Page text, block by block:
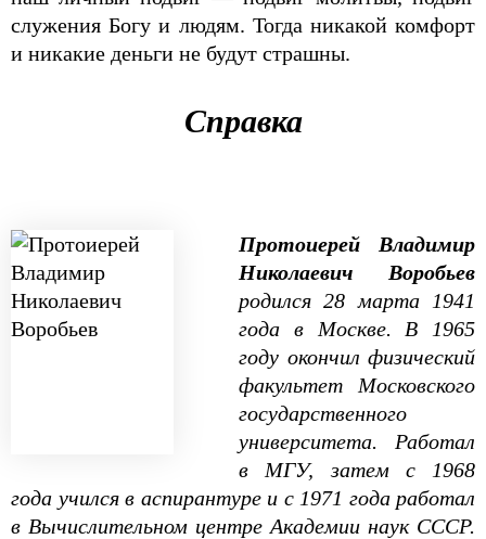
служения Богу и людям. Тогда никакой комфорт
и никакие деньги не будут страшны.
Справка
Протоиерей Владимир
Николаевич Воробьев
родился 28 марта 1941
года в Москве. В 1965
году окончил физический
факультет Московского
государственного
университета. Работал
в МГУ, затем с 1968
года учился в аспирантуре и с 1971 года работал
в Вычислительном центре Академии наук СССР.